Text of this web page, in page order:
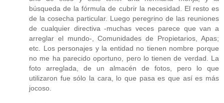
búsqueda de la fórmula de cubrir la necesidad. El resto es
de la cosecha particular. Luego peregrino de las reuniones
de cualquier directiva -muchas veces parece que van a
arreglar el mundo-, Comunidades de Propietarios, Apas;
etc. Los personajes y la entidad no tienen nombre porque
no me ha parecido oportuno, pero lo tienen de verdad. La
foto arreglada, de un almacén de fotos, pero lo que
utilizaron fue sólo la cara, lo que pasa es que así es más
jocoso.